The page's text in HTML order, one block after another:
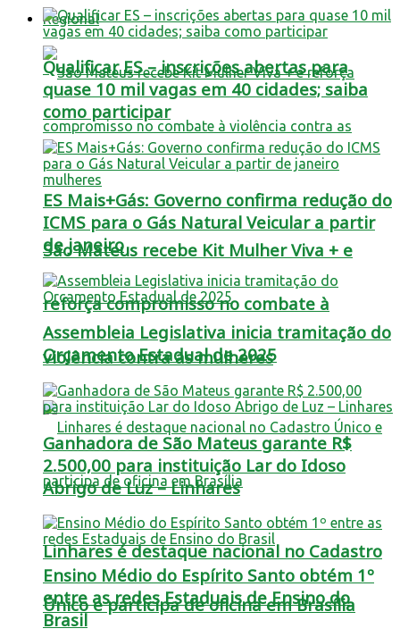
Regional
São Mateus recebe Kit Mulher Viva + e
reforça compromisso no combate à
violência contra as mulheres
Linhares é destaque nacional no Cadastro
Único e participa de oficina em Brasília
Qualificar ES – inscrições abertas para
quase 10 mil vagas em 40 cidades; saiba
como participar
ES Mais+Gás: Governo confirma redução do
ICMS para o Gás Natural Veicular a partir
de janeiro
Assembleia Legislativa inicia tramitação do
Orçamento Estadual de 2025
Ganhadora de São Mateus garante R$
2.500,00 para instituição Lar do Idoso
Abrigo de Luz – Linhares
Ensino Médio do Espírito Santo obtém 1º
entre as redes Estaduais de Ensino do
Brasil